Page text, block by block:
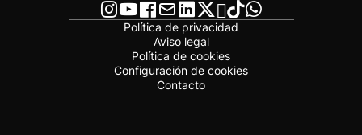
Política de privacidad
Aviso legal
Política de cookies
Configuración de cookies
Contacto